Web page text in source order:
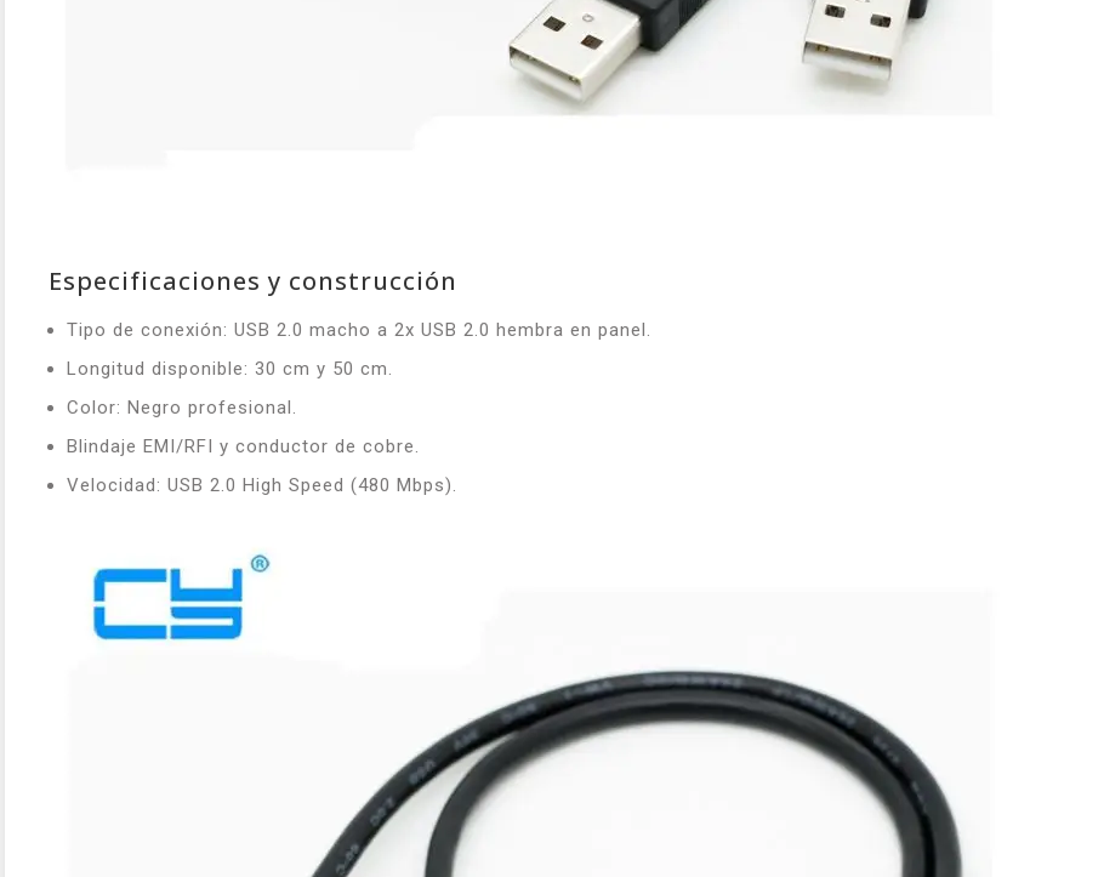
Especificaciones y construcción
Tipo de conexión: USB 2.0 macho a 2x USB 2.0 hembra en panel.
Longitud disponible: 30 cm y 50 cm.
Color: Negro profesional.
Blindaje EMI/RFI y conductor de cobre.
Velocidad: USB 2.0 High Speed (480 Mbps).